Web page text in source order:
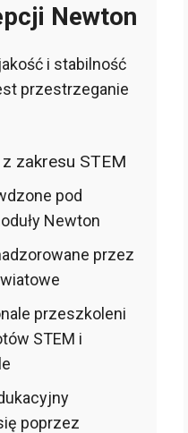
Newton
i stabilność
przestrzeganie
zakresu STEM
pod
Newton
przez
przeszkoleni
STEM i
poprzez